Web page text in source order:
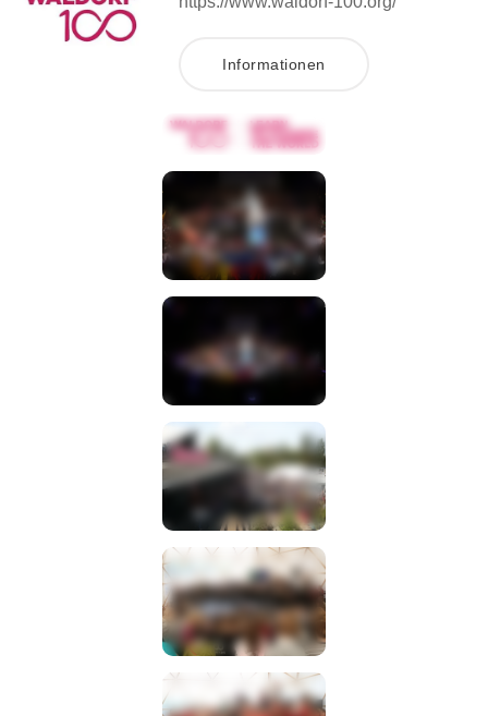
Informationen
Ansehen
Ansehen
Ansehen
Ansehen